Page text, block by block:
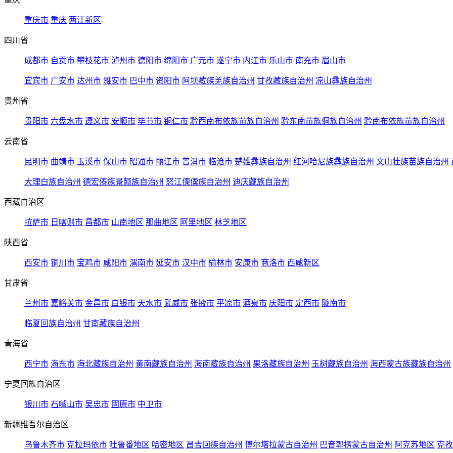
重庆市 重庆 两江新区
四川省
成都市 自贡市 攀枝花市 泸州市 德阳市 绵阳市 广元市 遂宁市 内江市 乐山市 南充市 眉山市
宜宾市 广安市 达州市 雅安市 巴中市 资阳市 阿坝藏族羌族自治州 甘孜藏族自治州 凉山彝族自治州
贵州省
贵阳市 六盘水市 遵义市 安顺市 毕节市 铜仁市 黔西南布依族苗族自治州 黔东南苗族侗族自治州 黔南布依族苗族自治州
云南省
昆明市 曲靖市 玉溪市 保山市 昭通市 丽江市 普洱市 临沧市 楚雄彝族自治州 红河哈尼族彝族自治州 文山壮族苗族自治州
大理白族自治州 德宏傣族景颇族自治州 怒江傈僳族自治州 迪庆藏族自治州
西藏自治区
拉萨市 日喀则市 昌都市 山南地区 那曲地区 阿里地区 林芝地区
陕西省
西安市 铜川市 宝鸡市 咸阳市 渭南市 延安市 汉中市 榆林市 安康市 商洛市 西咸新区
甘肃省
兰州市 嘉峪关市 金昌市 白银市 天水市 武威市 张掖市 平凉市 酒泉市 庆阳市 定西市 陇南市
临夏回族自治州 甘南藏族自治州
青海省
西宁市 海东市 海北藏族自治州 黄南藏族自治州 海南藏族自治州 果洛藏族自治州 玉树藏族自治州 海西蒙古族藏族自治州
宁夏回族自治区
银川市 石嘴山市 吴忠市 固原市 中卫市
新疆维吾尔自治区
乌鲁木齐市 克拉玛依市 吐鲁番地区 哈密地区 昌吉回族自治州 博尔塔拉蒙古自治州 巴音郭楞蒙古自治州 阿克苏地区 克